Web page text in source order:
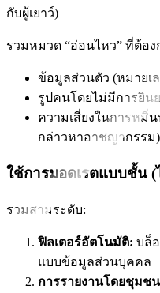
กับผู้เยาว์)
รวมหมวด “อ่อนไหว” ที่ต้อง
ข้อมูลส่วนตัว (หมายเ
รูปคนโดยไม่มีการยิน
ความเสี่ยงในการหมิ่
กล่าวหาอาชญากรรม)
ใช้การมอดเรตแบบชั้น (
รวมสามระดับ:
ฟิลเตอร์อัตโนมัติ: บล็
แบบข้อมูลส่วนบุคคล
การรายงานโดยชุมช